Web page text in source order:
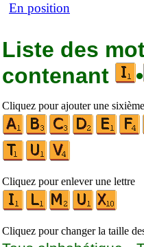
En position
Liste des
contenant
•
Cliquez pour ajouter une
Cliquez pour enlever une lettre
Cliquez pour changer la taille